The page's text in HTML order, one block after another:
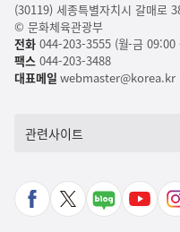
(30119) 세종특별자치시 갈매로
© 문화체육관광부
전화044-203-3555 (월-금 09:00
팩스044-203-3488
대표메일 webmaster@korea.kr
관련사이트
페
X
네
유